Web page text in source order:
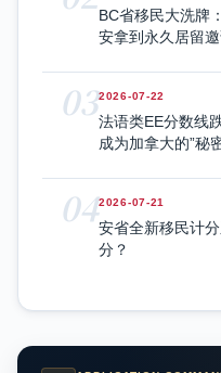
BC省移民大洗牌
安拿到永久居留
032026-07-22
法语类EE分数线
成为加拿大的”秘
042026-07-21
安省全新移民计
分？